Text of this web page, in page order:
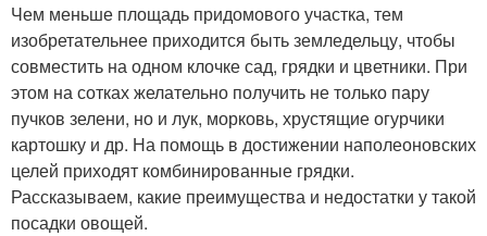
Чем меньше площадь придомового участка, тем
изобретательнее приходится быть земледельцу, чтобы
совместить на одном клочке сад, грядки и цветники. При
этом на сотках желательно получить не только пару
пучков зелени, но и лук, морковь, хрустящие огурчики
картошку и др. На помощь в достижении наполеоновских
целей приходят комбинированные грядки.
Рассказываем, какие преимущества и недостатки у такой
посадки овощей.